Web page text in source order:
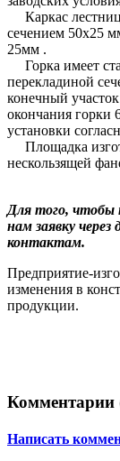
Каркас
сечением 50х25
25мм .
Горка имеет
перекладиной
конечный
окончания горки
установки
Площадка
нескользящей
Для того, чтобы
нам заявку
контактам.
Предприятие-
изменения в
продукции.
Комментарии
Написать